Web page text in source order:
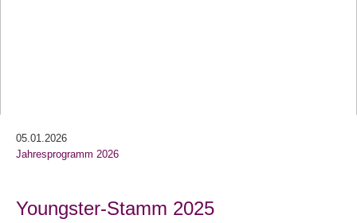
05.01.2026
Jahresprogramm 2026
Youngster-Stamm 2025